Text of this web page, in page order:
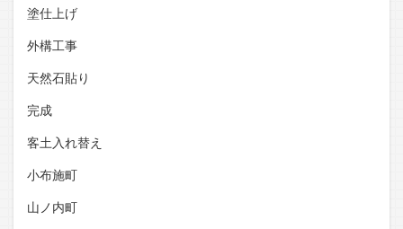
塗仕上げ
外構工事
天然石貼り
完成
客土入れ替え
小布施町
山ノ内町